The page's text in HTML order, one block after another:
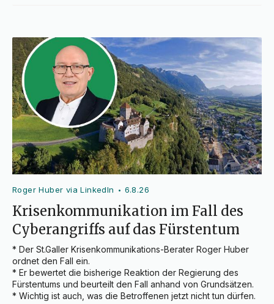
Roger Huber via LinkedIn • 6.8.26
Krisenkommunikation im Fall des
Cyberangriffs auf das Fürstentum
* Der St.Galler Krisenkommunikations-Berater Roger Huber
ordnet den Fall ein.
* Er bewertet die bisherige Reaktion der Regierung des
Fürstentums und beurteilt den Fall anhand von Grundsätzen.
* Wichtig ist auch, was die Betroffenen jetzt nicht tun dürfen.